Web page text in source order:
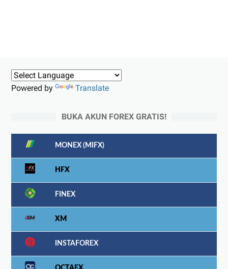
Powered by Translate
BUKA AKUN FOREX GRATIS!
MONEX (MIFX)
HFX
FINEX
XM
INSTAFOREX